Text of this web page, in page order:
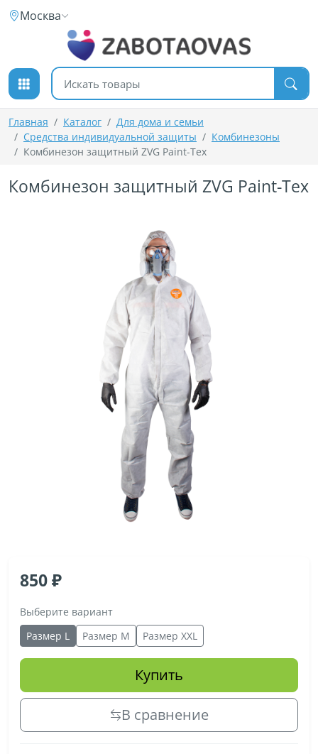
К содержимому
Москва
Поиск товаров
Главная Каталог
Для дома и семьи
Средства индивидуальной защиты
Комбинезоны
Комбинезон защитный ZVG Paint-Tex
Комбинезон защитный ZVG Paint-Tex
850
Выберите вариант
Размер L
Размер M Размер XXL
Купить
В сравнение